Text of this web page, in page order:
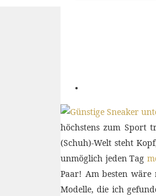
höchstens zum Sport
(Schuh)-Welt steht
unmöglich jeden Tag
Paar! Am besten
Modelle, die ich